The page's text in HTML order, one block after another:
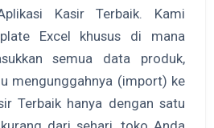
Kasir Terbaik. Kami
Excel khusus di mana
semua data produk,
mengunggahnya (import) ke
Terbaik hanya dengan satu